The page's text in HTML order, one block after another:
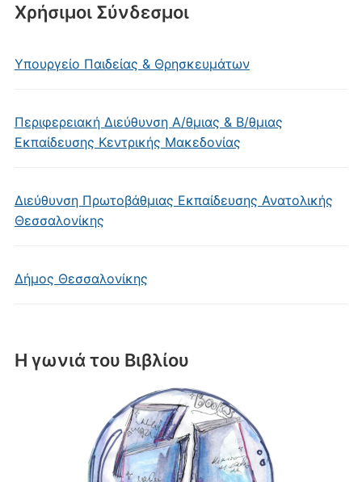
Χρήσιμοι Σύνδεσμοι
Υπουργείο Παιδείας & Θρησκευμάτων
Περιφερειακή Διεύθυνση Α/θμιας & Β/θμιας
Εκπαίδευσης Κεντρικής Μακεδονίας
Διεύθυνση Πρωτοβάθμιας Εκπαίδευσης Ανατολικής
Θεσσαλονίκης
Δήμος Θεσσαλονίκης
Η γωνιά του Βιβλίου